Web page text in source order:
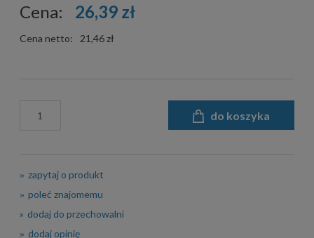
Cena: 26,39 zł
Cena netto: 21,46 zł
do koszyka
zapytaj o produkt
poleć znajomemu
dodaj do przechowalni
dodaj opinię